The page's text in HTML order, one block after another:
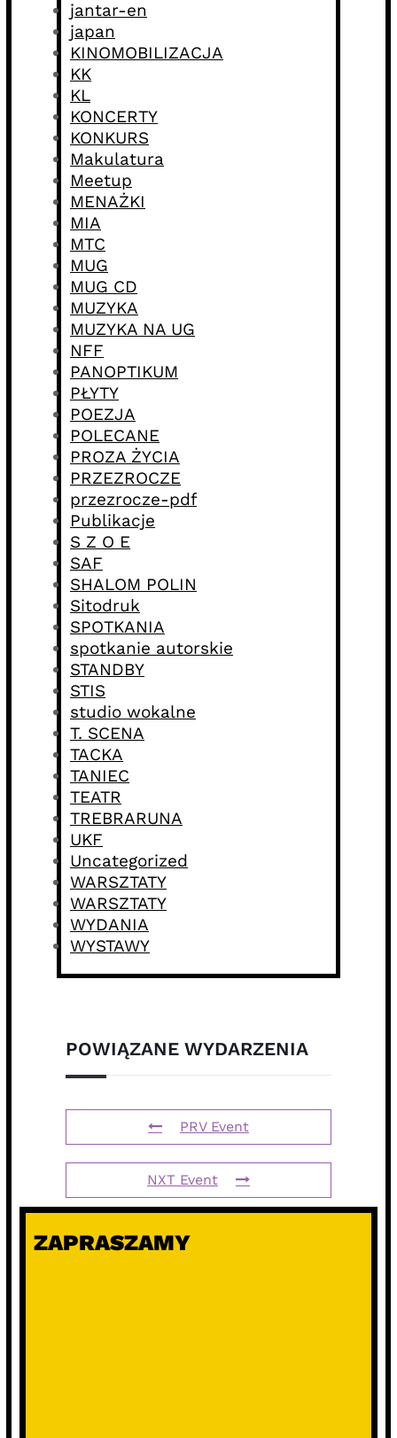
jantar-en
japan
KINOMOBILIZACJA
KK
KL
KONCERTY
KONKURS
Makulatura
Meetup
MENAŻKI
MIA
MTC
MUG
MUG CD
MUZYKA
MUZYKA NA UG
NFF
PANOPTIKUM
PŁYTY
POEZJA
POLECANE
PROZA ŻYCIA
PRZEZROCZE
przezrocze-pdf
Publikacje
S Z O E
SAF
SHALOM POLIN
Sitodruk
SPOTKANIA
spotkanie autorskie
STANDBY
STIS
studio wokalne
T. SCENA
TACKA
TANIEC
TEATR
TREBRARUNA
UKF
Uncategorized
WARSZTATY
WARSZTATY
WYDANIA
WYSTAWY
POWIĄZANE WYDARZENIA
PRV Event
NXT Event
ZAPRASZAMY